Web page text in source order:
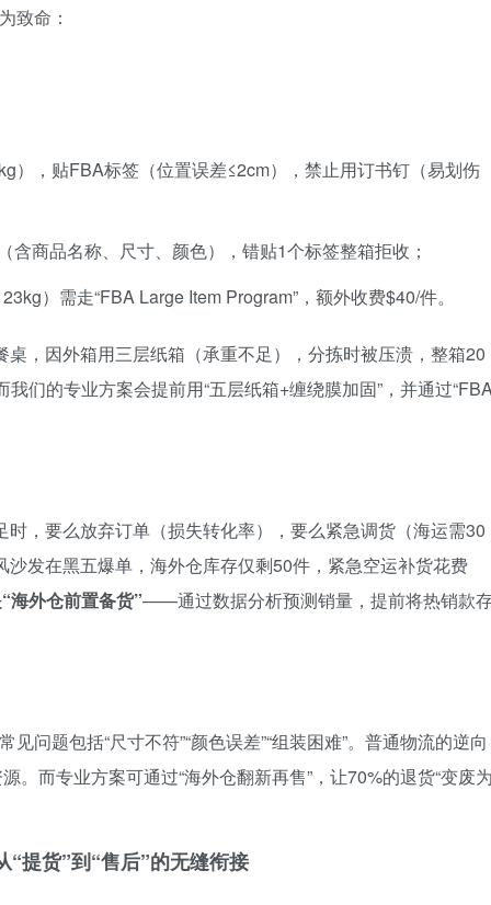
致命：
），贴FBA标签（位置误差≤2cm），禁止用订书钉（易划伤
商品名称、尺寸、颜色），错贴1个标签整箱拒收；
）需走“FBA Large Item Program”，额外收费$40/件。
，因外箱用三层纸箱（承重不足），分拣时被压溃，整箱20
们的专业方案会提前用“五层纸箱+缠绕膜加固”，并通过
时，要么放弃订单（损失转化率），要么紧急调货（海运需30
发在黑五爆单，海外仓库存仅剩50件，紧急空运补货花费
海外仓前置备货”——通过数据分析预测销量，提前将热销款
问题包括“尺寸不符”“颜色误差”“组装困难”。普通物流的逆向
。而专业方案可通过“海外仓翻新再售”，让70%的退货“变废
提货”到“售后”的无缝衔接